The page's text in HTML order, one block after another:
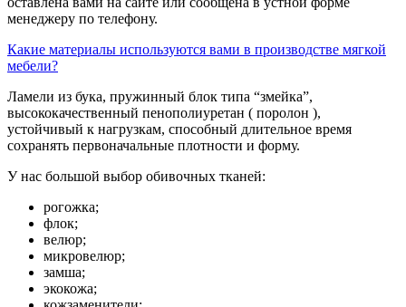
менеджеру по телефону.
Какие материалы используются вами в производстве мягкой
мебели?
Ламели из бука, пружинный блок типа “змейка”,
высококачественный пенополиуретан ( поролон ),
устойчивый к нагрузкам, способный длительное время
сохранять первоначальные плотности и форму.
У нас большой выбор обивочных тканей:
рогожка;
флок;
велюр;
микровелюр;
замша;
экокожа;